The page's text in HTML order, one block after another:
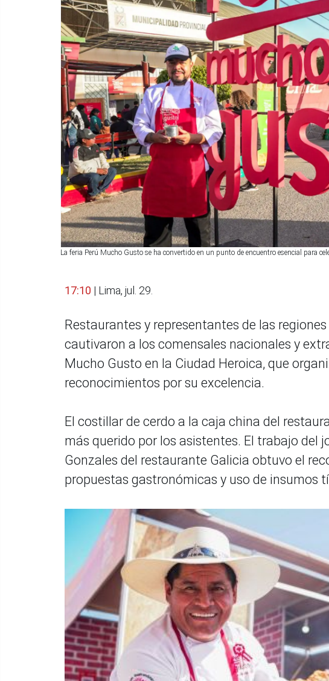
La feria Perú Mucho Gusto se ha convertido en un punto de encuentro esencial para
17:10 | Lima, jul. 29.
Restaurantes y representantes de las
cautivaron a los comensales nacionales y
Mucho Gusto en la Ciudad Heroica, que
reconocimientos por su excelencia.
El costillar de cerdo a la caja china del
más querido por los asistentes. El trabajo del
Gonzales del restaurante Galicia obtuvo el
propuestas gastronómicas y uso de insumos